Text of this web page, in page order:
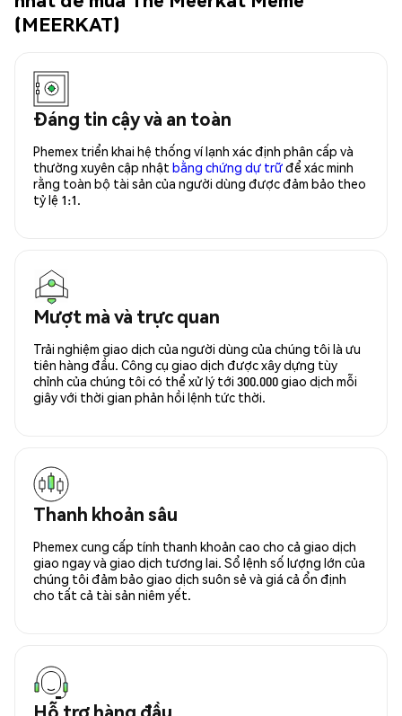
(MEERKAT)
Đáng tin cậy và an toàn
Phemex triển khai hệ thống ví lạnh xác định phân cấp và
thường xuyên cập nhật bằng chứng dự trữđể xác minh
rằng toàn bộ tài sản của người dùng được đảm bảo theo
tỷ lệ 1:1.
Mượt mà và trực quan
Trải nghiệm giao dịch của người dùng của chúng tôi là ưu
tiên hàng đầu. Công cụ giao dịch được xây dựng tùy
chỉnh của chúng tôi có thể xử lý tới 300.000 giao dịch mỗi
giây với thời gian phản hồi lệnh tức thời.
Thanh khoản sâu
Phemex cung cấp tính thanh khoản cao cho cả giao dịch
giao ngay và giao dịch tương lai. Sổ lệnh số lượng lớn của
chúng tôi đảm bảo giao dịch suôn sẻ và giá cả ổn định
cho tất cả tài sản niêm yết.
Hỗ trợ hàng đầu